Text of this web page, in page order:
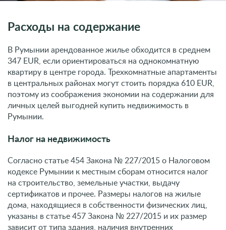
Налог на недвижимость
Согласно статье 454 Закона № 227/2015 о Налоговом
кодексе Румынии к местным сборам относится налог
на строительство, земельные участки, выдачу
сертификатов и прочее. Размеры налогов на жилые
дома, находящиеся в собственности физических лиц,
указаны в статье 457 Закона № 227/2015 и их размер
зависит от типа здания, наличия внутренних
расположено жилье.
Налоговая ставка для жилых зданий и построек, по
которой рассчитывается строительный налог для
физических лиц, составляет от 0,08 % до 0,2 % от
налогооблагаемой стоимости здания. Для нежилого
фонда налог рассчитывается по ставке от 0,2 % до 1,3
% от налогооблагаемой стоимости.